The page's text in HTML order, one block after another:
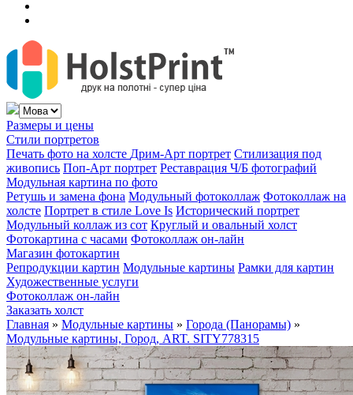
Размеры и цены
Стили портретов
Печать фото на холсте Дрим-Арт портрет Стилизация под
живопись Поп-Арт портрет Реставрация Ч/Б фотографий
Модульная картина по фото
Ретушь и замена фона Модульный фотоколлаж Фотоколлаж на
холсте Портрет в стиле Love Is Исторический портрет
Модульный коллаж из сот Круглый и овальный холст
Фотокартина с часами Фотоколлаж он-лайн
Магазин фотокартин
Репродукции картин Модульные картины Рамки для картин
Художественные услуги
Фотоколлаж он-лайн
Заказать холст
Главная » Модульные картины » Города (Панорамы) »
Модульные картины, Город, ART. SITY778315